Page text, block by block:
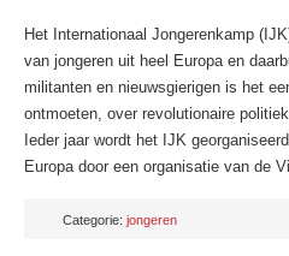
Het Internationaal Jongerenkamp
van jongeren uit heel Europa en
militanten en nieuwsgierigen is het
ontmoeten, over revolutionaire
Ieder jaar wordt het IJK
Europa door een organisatie van de
Categorie: jongeren